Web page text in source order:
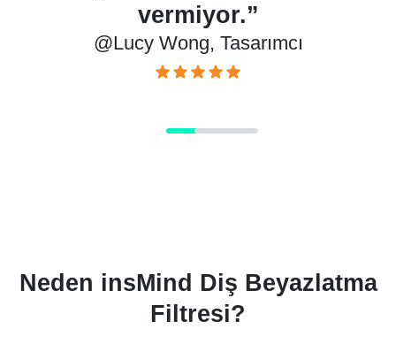
@Mark Thompson, Fotoğrafçı
Neden insMind Diş Beyazlatma
Filtresi?